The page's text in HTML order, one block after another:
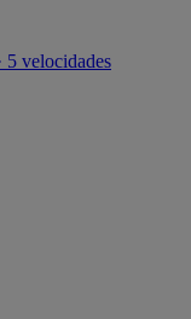
5 velocidades